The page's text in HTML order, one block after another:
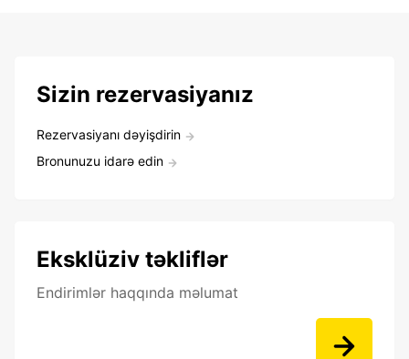
Sizin rezervasiyanız
Rezervasiyanı dəyişdirin
Bronunuzu idarə edin
Eksklüziv təkliflər
Endirimlər haqqında məlumat